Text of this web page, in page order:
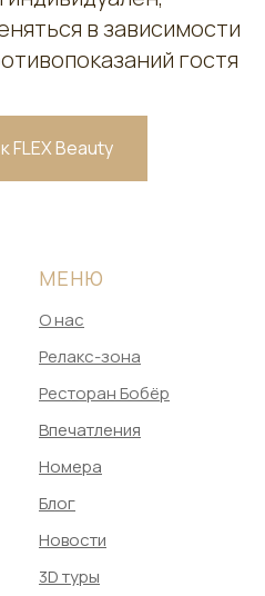
в зависимости
гостя
FLEX Beauty
МЕНЮ
О нас
Релакс-зона
Ресторан Бобёр
Впечатления
Номера
Блог
Новости
3D туры